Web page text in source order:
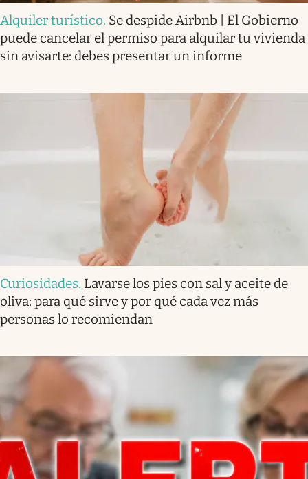
Alquiler turístico. Se despide Airbnb | El Gobierno
puede cancelar el permiso para alquilar tu vivienda
sin avisarte: debes presentar un informe
Curiosidades. Lavarse los pies con sal y aceite de
oliva: para qué sirve y por qué cada vez más
personas lo recomiendan